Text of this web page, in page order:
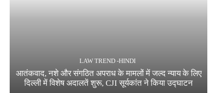
LAW TREND -HINDI
आतंकवाद, नशे और संगठित अपराध के मामलों में जल्द न्याय के लिए
दिल्ली में विशेष अदालतें शुरू, CJI सूर्यकांत ने किया उद्घाटन